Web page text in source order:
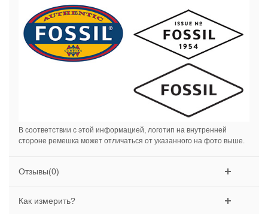
В соответствии с этой информацией, логотип на внутренней
стороне ремешка может отличаться от указанного на фото выше.
Отзывы(0)
Как измерить?